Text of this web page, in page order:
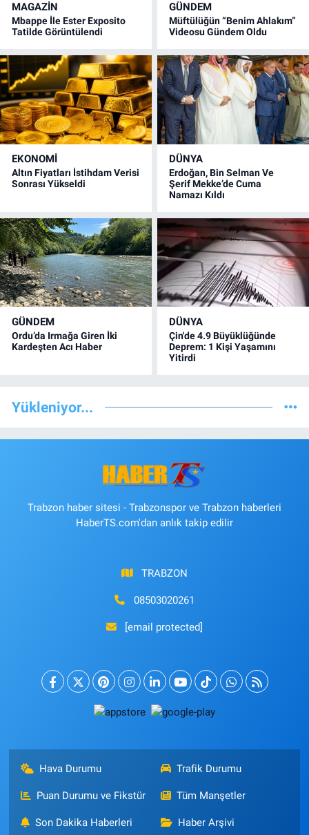
MAGAZİN
Mbappe İle Ester Exposito
Tatilde Görüntülendi
GÜNDEM
Müftülüğün “Benim Ahlakım”
Videosu Gündem Oldu
EKONOMİ
Altın Fiyatları İstihdam Verisi
Sonrası Yükseldi
DÜNYA
Erdoğan, Bin Selman Ve
Şerif Mekke’de Cuma
Namazı Kıldı
GÜNDEM
Ordu’da Irmağa Giren İki
Kardeşten Acı Haber
DÜNYA
Çin'de 4.9 Büyüklüğünde
Deprem: 1 Kişi Yaşamını
Yitirdi
Yükleniyor...
Trabzon haber sitesi - Trabzonspor ve Trabzon haberleri
HaberTS.com'dan anlık takip edilir
TRABZON
08503020261
[email protected]
Hava Durumu Trafik Durumu
Puan Durumu ve Fikstür Tüm Manşetler
Son Dakika Haberleri Haber Arşivi